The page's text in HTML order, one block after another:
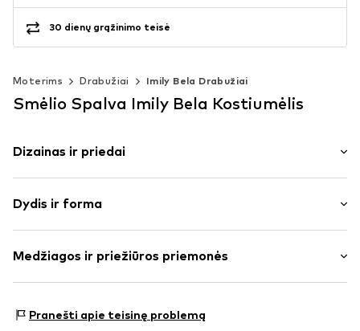
30 dienų grąžinimo teisė
Moterims Drabužiai Imily Bela Drabužiai
Smėlio Spalva Imily Bela Kostiumėlis
Dizainas ir priedai
Megzti drabužiai
Ažūrinis
Skirta surišti / užrišti
Prekės Nr. IBE0672003000001
Dydis ir forma
Ilgis: trumpas/mini
Juosmens aukštis: vidutinis juosmuo
Medžiagos ir priežiūros priemonės
Kilmės šalis: Kinija
Pranešti apie teisinę problemą